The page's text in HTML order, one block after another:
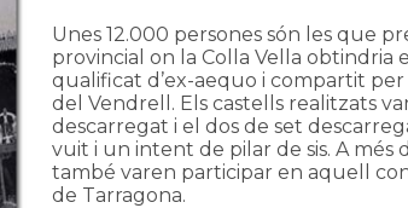
Unes 12.000 persones són les que
provincial on la Colla Vella
qualificat d’ex-aequo i compartit per
del Vendrell. Els castells realitzats
descarregat i el dos de set
vuit i un intent de pilar de sis. A més
també varen participar en aquell
de Tarragona.